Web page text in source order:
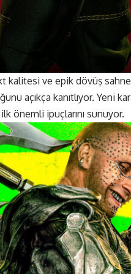
kalitesi ve epik dövüş
açıkça kanıtlıyor. Yeni
önemli ipuçlarını sunuyor.